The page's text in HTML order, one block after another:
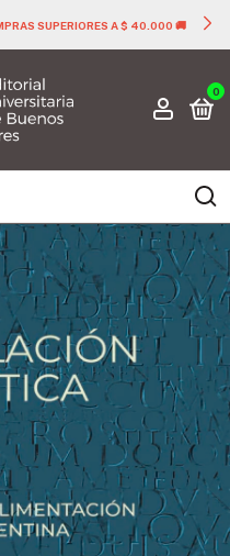
SUPERIORES A $ 40.000 🚚
0